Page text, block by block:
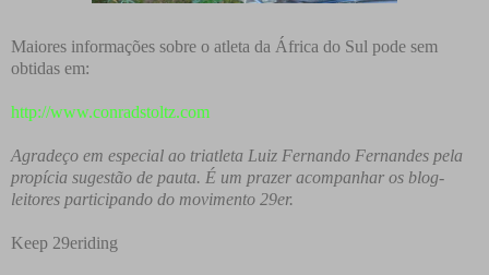
Maiores informações sobre o atleta da África do Sul pode sem
obtidas em:
http://www.conradstoltz.com
Agradeço em especial ao triatleta Luiz Fernando Fernandes pela
propícia sugestão de pauta. É um prazer acompanhar os blog-
leitores participando do movimento 29er.
Keep 29eriding